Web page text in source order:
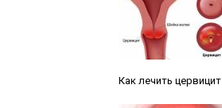
Как лечить цервицит